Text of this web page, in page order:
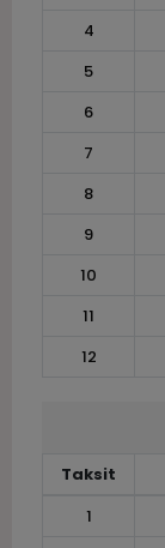
4
5
6
7
8
9
10
11
12
Taksit
1